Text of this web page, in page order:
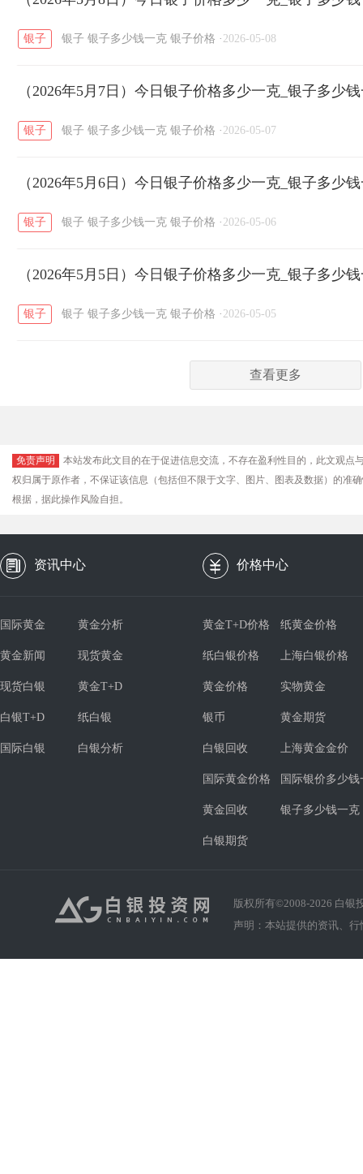
菜百 周生生 周大生
六福 / 金至尊 / 潮宏基 / 亚一金店
银子 银子 银子多少钱一克 银子价格 · 2026-05-08
（2026年5月7日）今日银子价格多少一克_银子多少
银子 银子 银子多少钱一克 银子价格 · 2026-05-07
（2026年5月6日）今日银子价格多少一克_银子多少
银子 银子 银子多少钱一克 银子价格 · 2026-05-06
（2026年5月5日）今日银子价格多少一克_银子多少
银子 银子 银子多少钱一克 银子价格 · 2026-05-05
查看更多
免责声明
本站发布此文目的在于促进信息交流，不存在盈利性目的，此文观
权归属于原作者，不保证该信息（包括但不限于文字、图片、图表及数据）的准
根据，据此操作风险自担。
资讯中心 价格中心
国际黄金 黄金分析
黄金新闻 现货黄金
现货白银 黄金T+D
白银T+D 纸白银
国际白银 白银分析
黄金T+D价格 纸黄金价格
纸白银价格 上海白银价格
黄金价格 实物黄金
银币 黄金期货
白银回收 上海黄金金价
国际黄金价格 国际银价多少钱
黄金回收 银子多少钱一克
白银期货
版权所有©2008-2026 白银
声明：本站提供的资讯、